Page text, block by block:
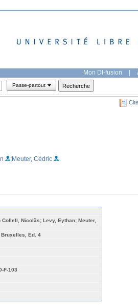
Mon DI-fusion |
Passe-partout
;Meuter, Cédric
Nicolãs; Levy, Eythan; Meuter,
Ed. 4
F-103